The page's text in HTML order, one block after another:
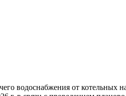
водоснабжения от